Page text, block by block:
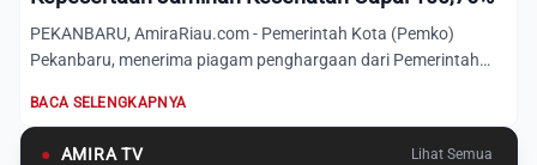
PEKANBARU, AmiraRiau.com - Pemerintah Kota (Pemko)
Pekanbaru, menerima piagam penghargaan dari Pemerintah
BACA SELENGKAPNYA
● AMIRA TV Lihat Semua